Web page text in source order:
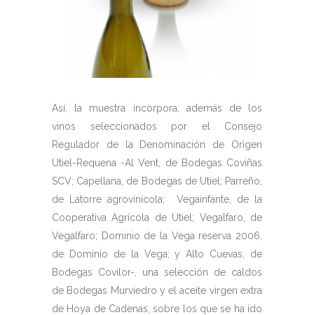
Así, la muestra incorpora, además de los
vinos seleccionados por el Consejo
Regulador de la Denominación de Origen
Utiel-Requena -Al Vent, de Bodegas Coviñas
SCV; Capellana, de Bodegas de Utiel; Parreño,
de Latorre agrovinícola; Vegainfante, de la
Cooperativa Agrícola de Utiel; Vegalfaro, de
Vegalfaro; Dominio de la Vega reserva 2006,
de Dominio de la Vega; y Alto Cuevas, de
Bodegas Covilor-, una selección de caldos
de Bodegas Murviedro y el aceite virgen extra
de Hoya de Cadenas, sobre los que se ha ido